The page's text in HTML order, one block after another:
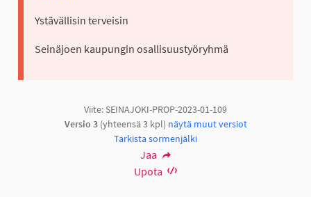
Ystävällisin terveisin
Seinäjoen kaupungin osallisuustyöryhmä
Viite: SEINAJOKI-PROP-2023-01-109
Versio 3(yhteensä 3 kpl) näytä muut versiot
Tarkista sormenjälki
Jaa
Upota